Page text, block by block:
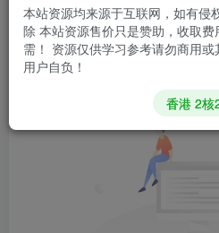
发布 0
本站资源均来源于互联网，如有侵
除 本站资源售价只是赞助，收取
需！ 资源仅供学习参考请勿商用
用户自负！
香港 2核